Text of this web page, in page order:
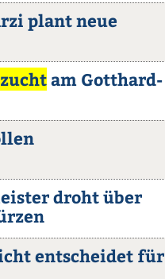
plant neue
am Gotthard-
droht über
entscheidet für